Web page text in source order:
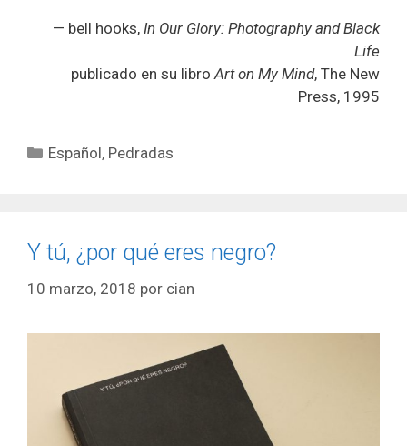
— bell hooks, In Our Glory: Photography and Black
Life
publicado en su libroArt on My Mind, The New
Press, 1995
Categorías
Español, Pedradas
Y tú, ¿por qué eres negro?
10 marzo, 2018 por cian